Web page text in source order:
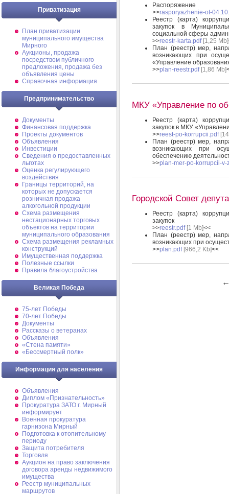
Приватизация
План приватизации
муниципального имущества
Мирного
Аукционы, продажа
посредством публичного
предложения, продажа без
объявления цены
Справочная информация
Предпринимательство
Документы
Финансовая поддержка
Проекты документов
Объявления
Инвестиции
Сведения о предоставленных
льготах
Оценка регулирующего
воздействия
Границы территорий, на
которых не допускается
розничная продажа
алкогольной продукции
Схема размещения
нестационарных торговых
объектов на территории
муниципального образования
Схема размещения рекламных
конструкций
Имущественная поддержка
Полезные ссылки
Правила благоустройства
Великая Победа
75-лет Победы
70-лет Победы
Документы
Рассказы о ветеранах
Объявления
«Стена памяти»
«Бессмертный полк»
Информация для населения
Объявления
Диплом «Признательность»
Прокуратура ЗАТО г. Мирный
информирует
Военная прокуратура
гарнизона Мирный
Подготовка к отопительному
периоду
Защита потребителя
Торговля
Аукцион на право заключения
договора аренды недвижимого
имущества
Реестр муниципальных
маршрутов
Распоряжение
>>rasporyazhenie-ot-
Реестр (карта)
закупок в
социальной сферы
>>reestr-karta.pdf[1,25 Mb]
План (реестр) мер,
возникающих при
«Управление
>>plan-reestr.pdf[1,86 Mb]
МКУ «Управление по
Реестр (карта)
закупок в МКУ
>>reest-po-korrupcii.pdf
План (реестр) мер,
возникающих при
обеспечению
>>plan-mer-po-korrupcii-v-
Городской Совет
Реестр (карта)
закупок
>>reestr.pdf[1 Mb]<<
План (реестр) мер,
возникающих при
>>plan.pdf[966,2 Kb]<<